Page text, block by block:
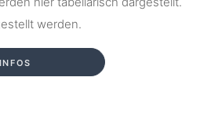
werden.